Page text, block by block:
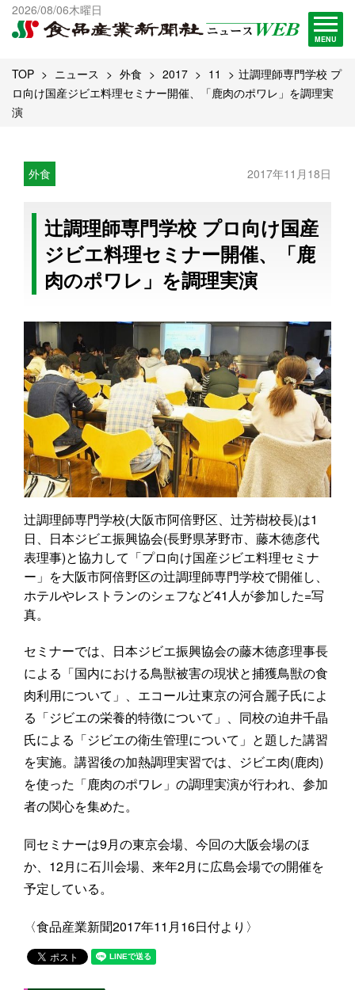
2026/08/06木曜日
MENU
出版物一覧へ
試読・購読申し込み
TOP ニュース 外食 2017 11
辻調理師専門学校 プ
ロ向け国産ジビエ料理セミナー開催、「鹿肉のポワレ」を調理実
演
外食 2017年11月18日
辻調理師専門学校 プロ向け国産
ジビエ料理セミナー開催、「鹿
肉のポワレ」を調理実演
辻調理師専門学校(大阪市阿倍野区、辻芳樹校長)は1
日、日本ジビエ振興協会(長野県茅野市、藤木徳彦代
表理事)と協力して「プロ向け国産ジビエ料理セミナ
ー」を大阪市阿倍野区の辻調理師専門学校で開催し、
ホテルやレストランのシェフなど41人が参加した=写
真。
セミナーでは、日本ジビエ振興協会の藤木徳彦理事長
による「国内における鳥獣被害の現状と捕獲鳥獣の食
肉利用について」、エコール辻東京の河合麗子氏によ
る「ジビエの栄養的特徴について」、同校の迫井千晶
氏による「ジビエの衛生管理について」と題した講習
を実施。講習後の加熱調理実習では、ジビエ肉(鹿肉)
を使った「鹿肉のポワレ」の調理実演が行われ、参加
者の関心を集めた。
同セミナーは9月の東京会場、今回の大阪会場のほ
か、12月に石川会場、来年2月に広島会場での開催を
予定している。
〈食品産業新聞2017年11月16日付より〉